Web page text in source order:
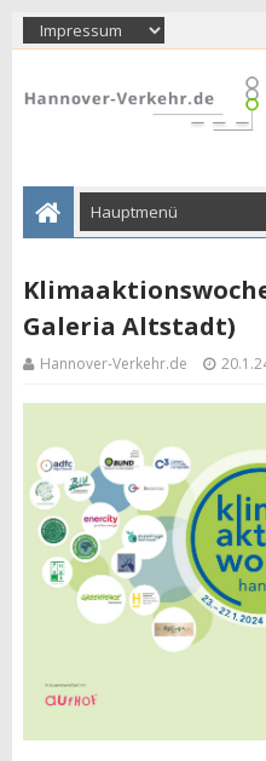
Galeria Altstadt)
Hannover-Verkehr.de